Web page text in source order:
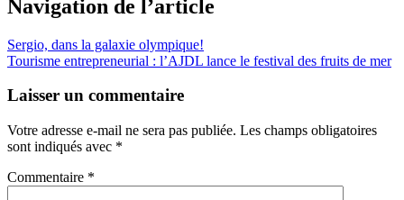
Navigation de l’article
Sergio, dans la galaxie olympique!
Tourisme entrepreneurial : l’AJDL lance le festival des fruits de mer
Laisser un commentaire
Votre adresse e-mail ne sera pas publiée. Les champs obligatoires
sont indiqués avec *
Commentaire *